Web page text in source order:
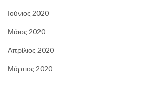
Ιούνιος 2020
Μάιος 2020
Απρίλιος 2020
Μάρτιος 2020